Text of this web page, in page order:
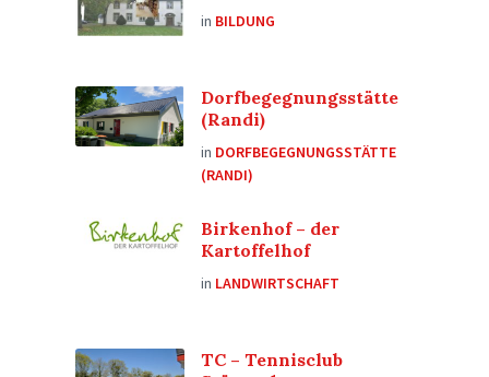
in BILDUNG
Dorfbegegnungsstätte
(Randi)
in DORFBEGEGNUNGSSTÄTTE
(RANDI)
Birkenhof – der
Kartoffelhof
in LANDWIRTSCHAFT
TC – Tennisclub